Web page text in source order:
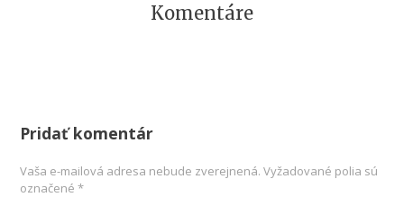
Komentáre
Pridať komentár
Vaša e-mailová adresa nebude zverejnená. Vyžadované polia sú
označené*